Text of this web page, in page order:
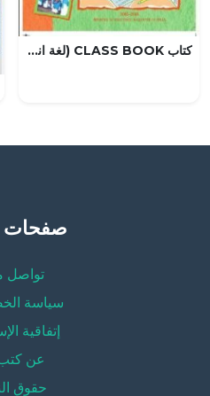
كتاب CLASS BOOK (لغة انجليزية) السابع
صفحات
تواصل
سياسة
إتفاقية
عن
حقوق